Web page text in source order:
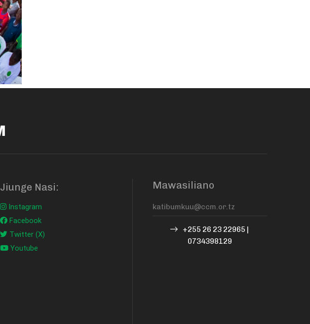
Jiunge Nasi:
Instagram
Facebook
Twitter (X)
Youtube
Mawasiliano
0734398129